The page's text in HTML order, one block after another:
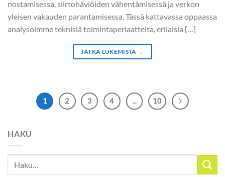
nostamisessa, siirtohäviöiden vähentämisessä ja verkon
yleisen vakauden parantamisessa. Tässä kattavassa oppaassa
analysoimme teknisiä toimintaperiaatteita, erilaisia […]
JATKA LUKEMISTA →
1 2 3 4 ... 10
HAKU